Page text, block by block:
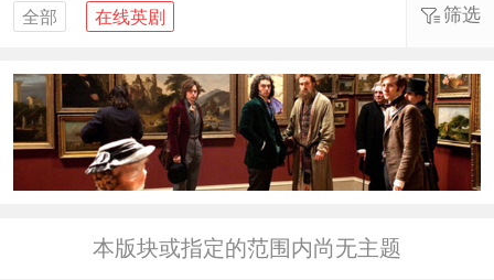
全部 在线英剧 筛选
本版块或指定的范围内尚无主题